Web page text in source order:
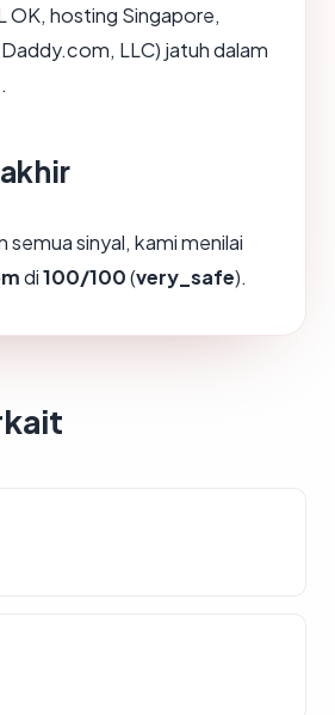
OK, hosting Singapore,
LLC) jatuh dalam
semua sinyal, kami menilai
di100/100(very_safe).